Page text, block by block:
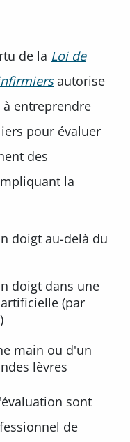
de la Loi de
autorise
entreprendre
pour évaluer
des
la
doigt au-delà du
doigt dans une
(par
main ou d'un
lèvres
sont
de